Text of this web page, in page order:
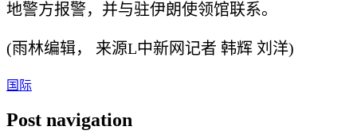
地警方报警，并与驻伊朗使领馆联系。
(雨林编辑， 来源L中新网记者 韩辉 刘洋)
国际
Post navigation